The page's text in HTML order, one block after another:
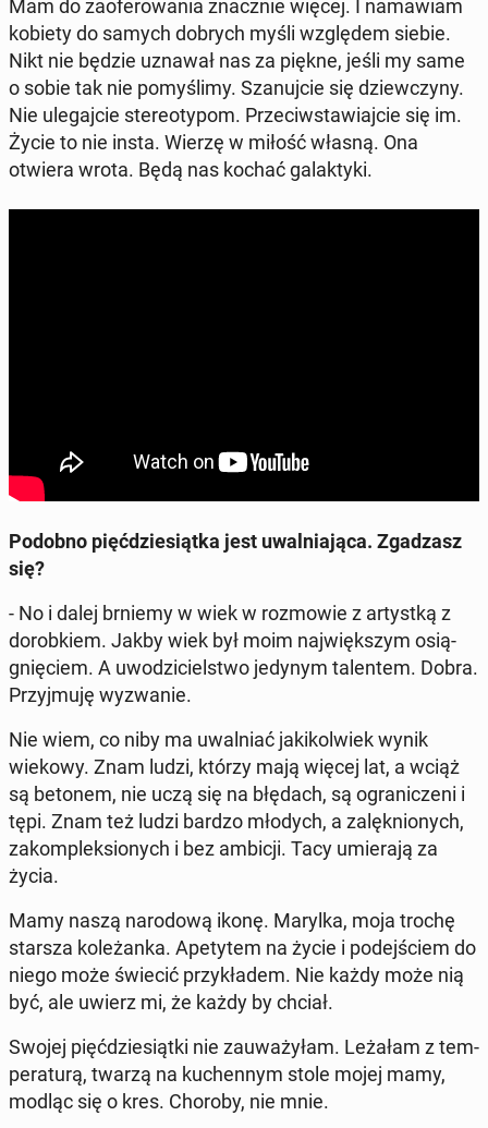
Mam do za­ofe­ro­wa­nia znacz­nie więcej. I na­ma­wiam
kobiety do samych dobrych myśli wzglę­dem siebie.
Nikt nie będzie uznawał nas za piękne, jeśli my same
o sobie tak nie po­my­śli­my. Sza­nuj­cie się dziew­czy­ny.
Nie ule­gaj­cie ste­reo­ty­pom. Prze­ciw­sta­wiaj­cie się im.
Życie to nie insta. Wierzę w miłość własną. Ona
otwiera wrota. Będą nas kochać ga­lak­ty­ki.
Podobno pięć­dzie­siąt­ka jest uwal­nia­ją­ca. Zga­dzasz
się?
- No i dalej brniemy w wiek w roz­mo­wie z ar­tyst­ką z
do­rob­kiem. Jakby wiek był moim naj­więk­szym osią­
gnię­ciem. A uwo­dzi­ciel­stwo jedynym ta­len­tem. Dobra.
Przyj­mu­ję wy­zwa­nie.
Nie wiem, co niby ma uwal­niać ja­ki­kol­wiek wynik
wiekowy. Znam ludzi, którzy mają więcej lat, a wciąż
są betonem, nie uczą się na błędach, są ogra­ni­cze­ni i
tępi. Znam też ludzi bardzo młodych, a za­lęk­nio­nych,
za­kom­plek­sio­nych i bez ambicji. Tacy umie­ra­ją za
życia.
Mamy naszą na­ro­do­wą ikonę. Marylka, moja trochę
starsza ko­le­żan­ka. Ape­ty­tem na życie i po­dej­ściem do
niego może świecić przy­kła­dem. Nie każdy może nią
być, ale uwierz mi, że każdy by chciał.
Swojej pięć­dzie­siąt­ki nie za­uwa­ży­łam. Leżałam z tem­
pe­ra­tu­rą, twarzą na ku­chen­nym stole mojej mamy,
modląc się o kres. Choroby, nie mnie.